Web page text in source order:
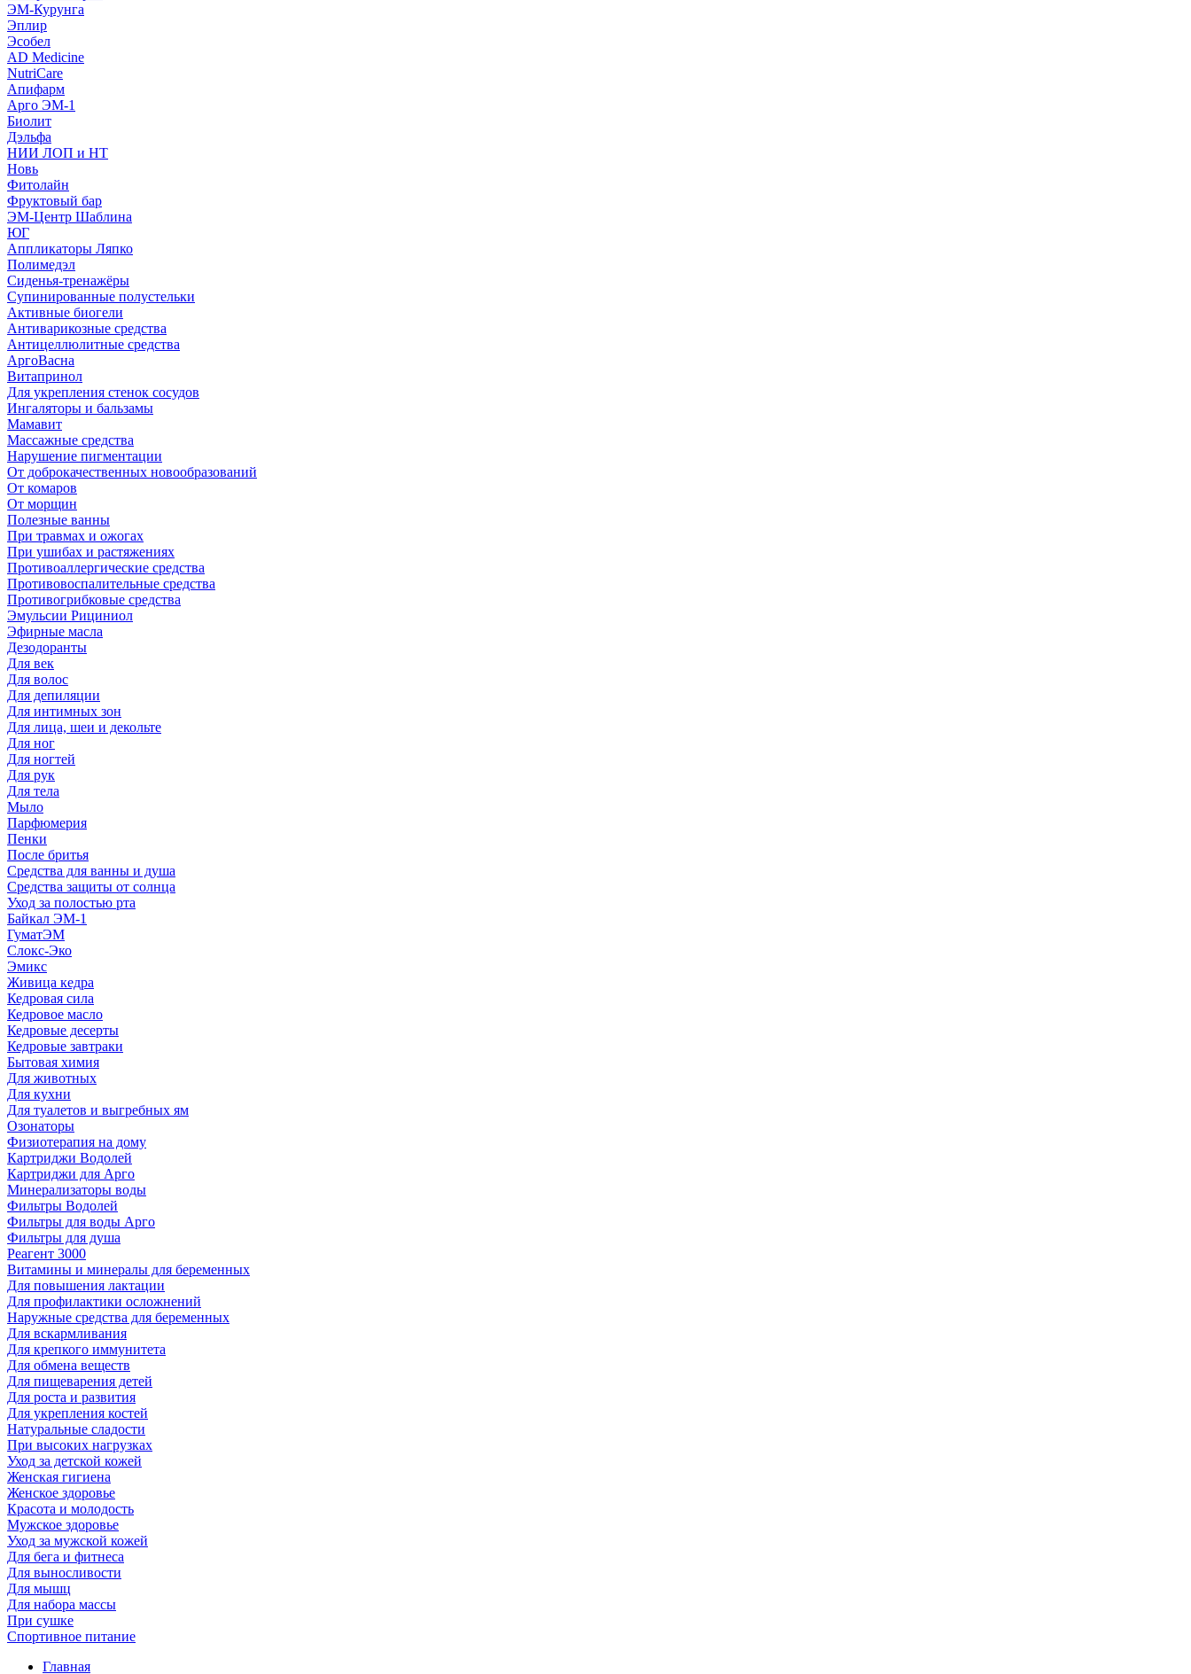
ЭМ-Курунга
Эплир
Эсобел
AD Medicine
NutriCare
Апифарм
Арго ЭМ-1
Биолит
Дэльфа
НИИ ЛОП и НТ
Новь
Фитолайн
Фруктовый бар
ЭМ-Центр Шаблина
ЮГ
Аппликаторы Ляпко
Полимедэл
Сиденья-тренажёры
Супинированные полустельки
Активные биогели
Антиварикозные средства
Антицеллюлитные средства
АргоВасна
Витапринол
Для укрепления стенок сосудов
Ингаляторы и бальзамы
Мамавит
Массажные средства
Нарушение пигментации
От доброкачественных новообразований
От комаров
От морщин
Полезные ванны
При травмах и ожогах
При ушибах и растяжениях
Противоаллергические средства
Противовоспалительные средства
Противогрибковые средства
Эмульсии Рициниол
Эфирные масла
Дезодоранты
Для век
Для волос
Для депиляции
Для интимных зон
Для лица, шеи и декольте
Для ног
Для ногтей
Для рук
Для тела
Мыло
Парфюмерия
Пенки
После бритья
Средства для ванны и душа
Средства защиты от солнца
Уход за полостью рта
Байкал ЭМ-1
ГуматЭМ
Слокс-Эко
Эмикс
Живица кедра
Кедровая сила
Кедровое масло
Кедровые десерты
Кедровые завтраки
Бытовая химия
Для животных
Для кухни
Для туалетов и выгребных ям
Озонаторы
Физиотерапия на дому
Картриджи Водолей
Картриджи для Арго
Минерализаторы воды
Фильтры Водолей
Фильтры для воды Арго
Фильтры для душа
Реагент 3000
Витамины и минералы для беременных
Для повышения лактации
Для профилактики осложнений
Наружные средства для беременных
Для вскармливания
Для крепкого иммунитета
Для обмена веществ
Для пищеварения детей
Для роста и развития
Для укрепления костей
Натуральные сладости
При высоких нагрузках
Уход за детской кожей
Женская гигиена
Женское здоровье
Красота и молодость
Мужское здоровье
Уход за мужской кожей
Для бега и фитнеса
Для выносливости
Для мышц
Для набора массы
При сушке
Спортивное питание
Главная